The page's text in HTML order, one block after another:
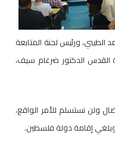
ورئيس لجنة المتابعة
القدس الدكتور ضرغام سيف،
ولن نستسلم للأمر الواقع،
ويلغي إقامة دولة فلسطين.